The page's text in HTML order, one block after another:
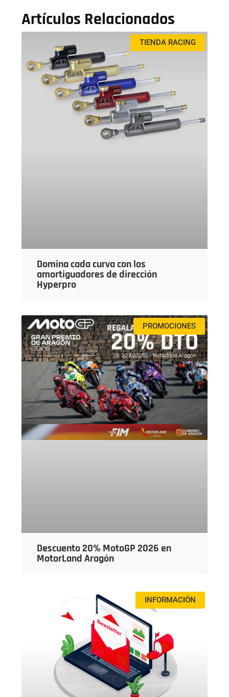
Artículos Relacionados
TIENDA RACING
Domina cada curva con los
amortiguadores de dirección
Hyperpro
PROMOCIONES
Descuento 20% MotoGP 2026 en
MotorLand Aragón
INFORMACIÓN